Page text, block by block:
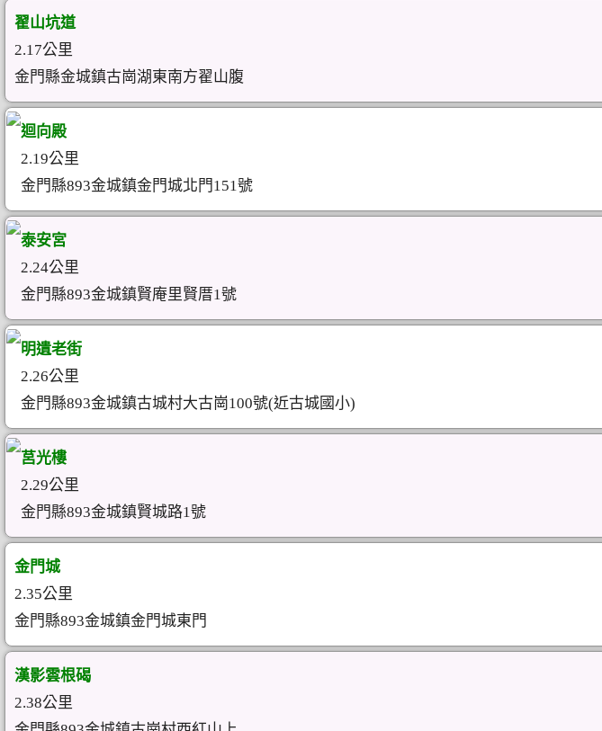
翟山坑道
2.17公里
金門縣金城鎮古崗湖東南方翟山腹
迴向殿
2.19公里
金門縣893金城鎮金門城北門151號
泰安宮
2.24公里
金門縣893金城鎮賢庵里賢厝1號
明遺老街
2.26公里
金門縣893金城鎮古城村大古崗100號(近古城國小)
莒光樓
2.29公里
金門縣893金城鎮賢城路1號
金門城
2.35公里
金門縣893金城鎮金門城東門
漢影雲根碣
2.38公里